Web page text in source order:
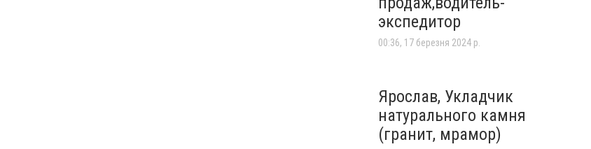
экспедитор
00:36, 17 березня 2024 р.
Ярослав, Укладчик
натурального камня
(гранит, мрамор)